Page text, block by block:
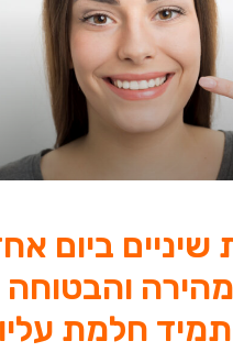
ביום
והבטוחה
חלמת עליו